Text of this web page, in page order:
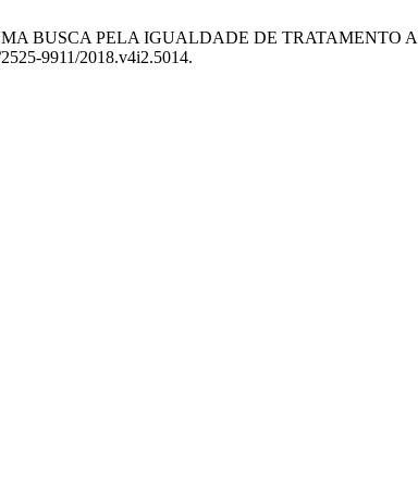
BUSCA PELA IGUALDADE DE TRATAMENTO
9911/2018.v4i2.5014.